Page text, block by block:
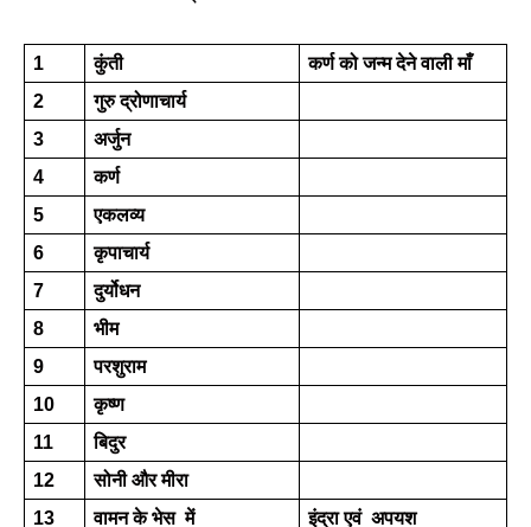
1 कुंती
कर्ण को जन्म देने वाली माँ
2
गुरु द्रोणाचार्य
3
अर्जुन
4
कर्ण
5
एकलव्य
6
कृपाचार्य
7
दुर्योधन
8
भीम
9
परशुराम
10
कृष्ण
11
बिदुर
12
सोनी और मीरा
13
वामन के भेस  में इंद्रा एवं  अपयश